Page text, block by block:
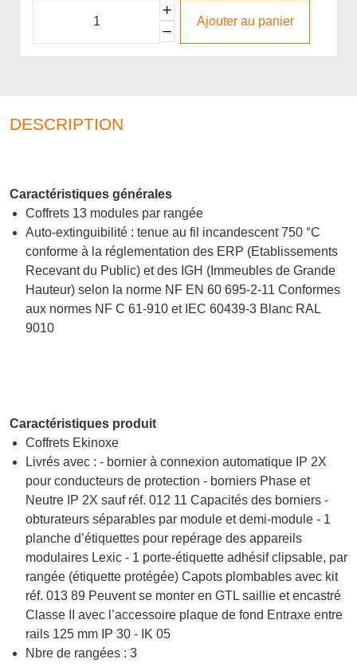
Ajouter au panier
DESCRIPTION
Caractéristiques générales
Coffrets 13 modules par rangée
Auto-extinguibilité : tenue au fil incandescent 750 °C
conforme à la réglementation des ERP (Etablissements
Recevant du Public) et des IGH (Immeubles de Grande
Hauteur) selon la norme NF EN 60 695-2-11 Conformes
aux normes NF C 61-910 et IEC 60439-3 Blanc RAL
9010
Caractéristiques produit
Coffrets Ekinoxe
Livrés avec : - bornier à connexion automatique IP 2X
pour conducteurs de protection - borniers Phase et
Neutre IP 2X sauf réf. 012 11 Capacités des borniers -
obturateurs séparables par module et demi-module - 1
planche d’étiquettes pour repérage des appareils
modulaires Lexic - 1 porte-étiquette adhésif clipsable, par
rangée (étiquette protégée) Capots plombables avec kit
réf. 013 89 Peuvent se monter en GTL saillie et encastré
Classe II avec l’accessoire plaque de fond Entraxe entre
rails 125 mm IP 30 - IK 05
Nbre de rangées : 3